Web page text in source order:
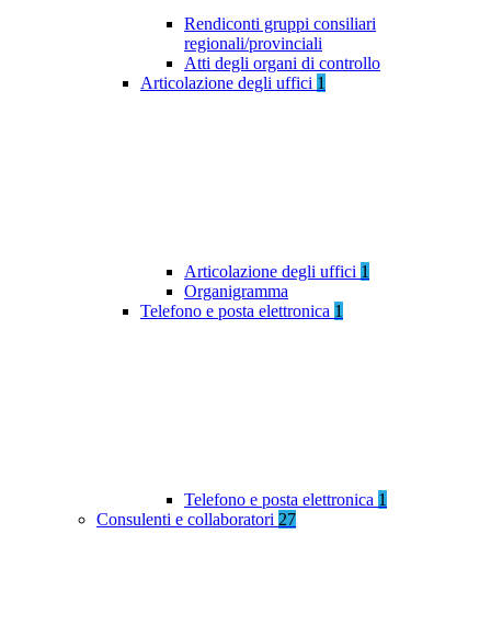
Rendiconti gruppi consiliari
regionali/provinciali
Atti degli organi di controllo
Articolazione degli uffici 1
Articolazione degli uffici 1
Organigramma
Telefono e posta elettronica 1
Telefono e posta elettronica 1
Consulenti e collaboratori 27